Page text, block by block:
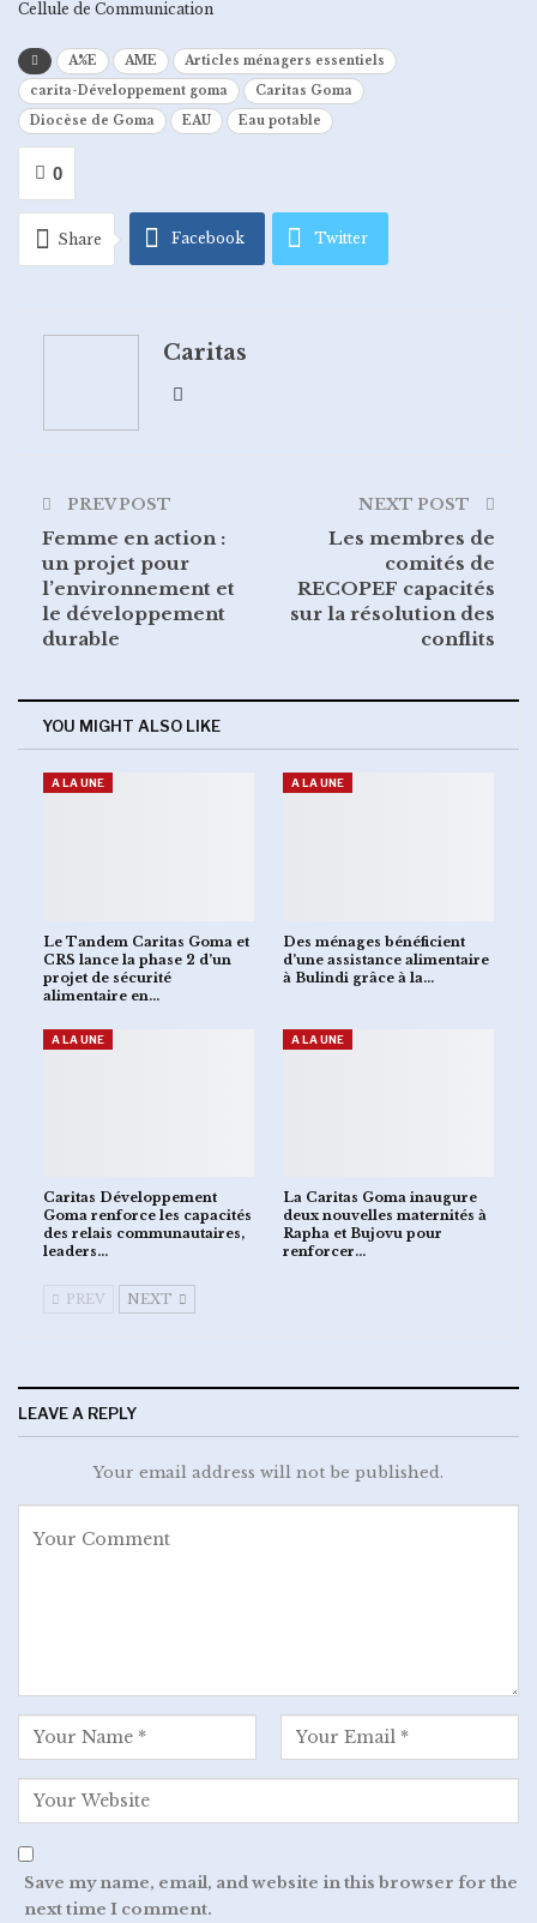
Cellule de Communication
A%E AME
Articles ménagers essentiels
carita-Développement goma
Caritas Goma
Diocèse de Goma
EAU Eau potable
0
Share Facebook Twitter
Pinterest
Caritas
PREV POST
Femme en action :
un projet pour
l’environnement et
le développement
durable
NEXT POST
Les membres de
comités de
RECOPEF capacités
sur la résolution des
conflits
YOU MIGHT ALSO LIKE
A LA UNE
Le Tandem Caritas Goma et
CRS lance la phase 2 d’un
projet de sécurité
alimentaire en…
A LA UNE
Des ménages bénéficient
d’une assistance alimentaire
à Bulindi grâce à la…
A LA UNE
Caritas Développement
Goma renforce les capacités
des relais communautaires,
leaders…
A LA UNE
La Caritas Goma inaugure
deux nouvelles maternités à
Rapha et Bujovu pour
renforcer…
PREV NEXT
LEAVE A REPLY
Your email address will not be published.
Save my name, email, and website in this browser for the
next time I comment.